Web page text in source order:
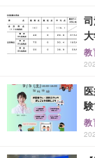
教
教